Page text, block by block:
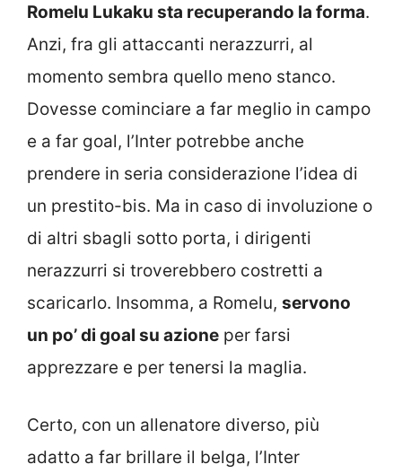
Romelu Lukaku sta recuperando la forma.
Anzi, fra gli attaccanti nerazzurri, al
momento sembra quello meno stanco.
Dovesse cominciare a far meglio in campo
e a far goal, l’Inter potrebbe anche
prendere in seria considerazione l’idea di
un prestito-bis. Ma in caso di involuzione o
di altri sbagli sotto porta, i dirigenti
nerazzurri si troverebbero costretti a
scaricarlo. Insomma, a Romelu, servono
un po’ di goal su azione per farsi
apprezzare e per tenersi la maglia.
Certo, con un allenatore diverso, più
adatto a far brillare il belga, l’Inter